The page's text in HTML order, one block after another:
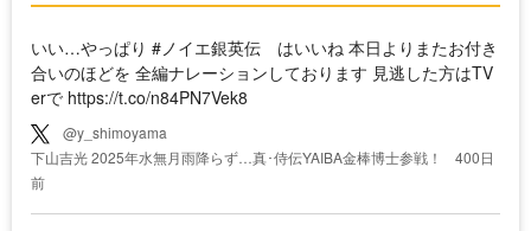
いい…やっぱり #ノイエ銀英伝 はいいね 本日よりまたお付き
合いのほどを 全編ナレーションしております 見逃した方はTV
erで https://t.co/n84PN7Vek8
@y_shimoyama
下山吉光 2025年水無月雨降らず…真･侍伝YAIBA金棒博士参戦！
400日
前